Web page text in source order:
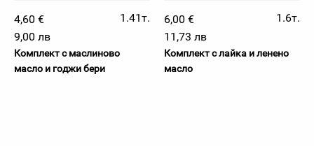
4,60 €
1.41т.
9,00 лв
Комплект с маслиново
масло и годжи бери
6,00 €
1.6т.
11,73 лв
Комплект с лайка и ленено
масло